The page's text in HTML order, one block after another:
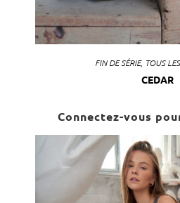
FIN DE SÉRIE, TOUS
CEDAR
Connectez-vous